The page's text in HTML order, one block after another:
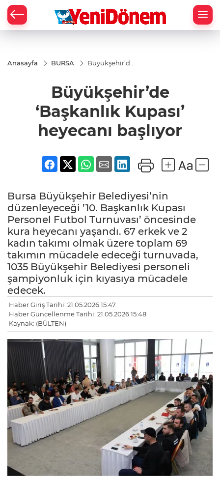
Anasayfa BURSA
Büyükşehir’de
heyecanı
başlıyor
Büyükşehir’de
‘Başkanlık Kupası’
heyecanı başlıyor
Bursa Büyükşehir Belediyesi’nin
düzenleyeceği ’10. Başkanlık Kupası
Personel Futbol Turnuvası’ öncesinde
kura heyecanı yaşandı. 67 erkek ve 2
kadın takımı olmak üzere toplam 69
takımın mücadele edeceği turnuvada,
1035 Büyükşehir Belediyesi personeli
şampiyonluk için kıyasıya mücadele
edecek.
Haber Giriş Tarihi: 21.05.2026 15:47
Haber Güncellenme Tarihi: 21.05.2026 15:48
Kaynak: (BÜLTEN)